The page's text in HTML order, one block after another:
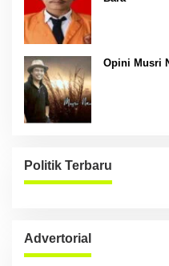
Opini Musri
Politik Terbaru
Advertorial